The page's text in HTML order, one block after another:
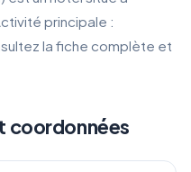
principale :
la fiche complète et
coordonnées